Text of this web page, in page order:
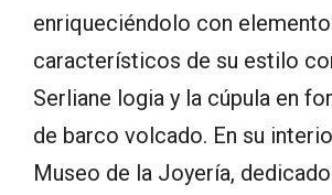
enriqueciéndolo con
característicos de su estilo
Serliane logia y la cúpula en
de barco volcado. En su
Museo de la Joyería,